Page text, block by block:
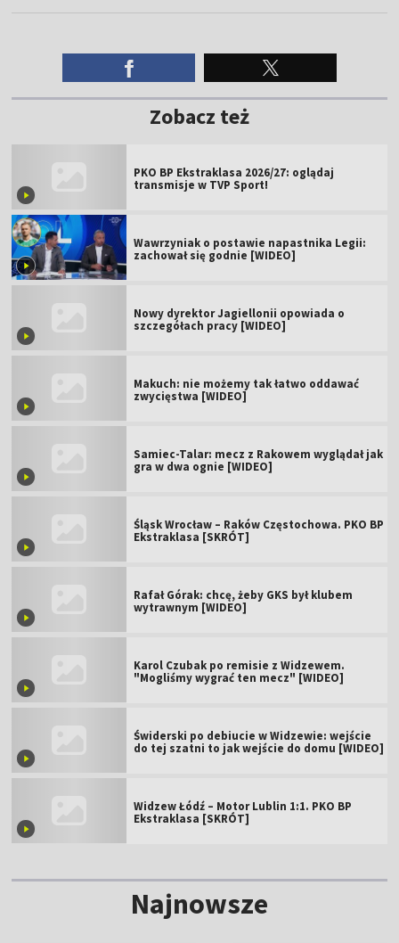
Zobacz też
PKO BP Ekstraklasa 2026/27: oglądaj
transmisje w TVP Sport!
Wawrzyniak o postawie napastnika Legii:
zachował się godnie [WIDEO]
Nowy dyrektor Jagiellonii opowiada o
szczegółach pracy [WIDEO]
Makuch: nie możemy tak łatwo oddawać
zwycięstwa [WIDEO]
Samiec-Talar: mecz z Rakowem wyglądał jak
gra w dwa ognie [WIDEO]
Śląsk Wrocław – Raków Częstochowa. PKO BP
Ekstraklasa [SKRÓT]
Rafał Górak: chcę, żeby GKS był klubem
wytrawnym [WIDEO]
Karol Czubak po remisie z Widzewem.
"Mogliśmy wygrać ten mecz" [WIDEO]
Świderski po debiucie w Widzewie: wejście
do tej szatni to jak wejście do domu [WIDEO]
Widzew Łódź – Motor Lublin 1:1. PKO BP
Ekstraklasa [SKRÓT]
Najnowsze